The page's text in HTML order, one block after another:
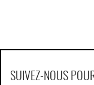
SUIVEZ-NOUS